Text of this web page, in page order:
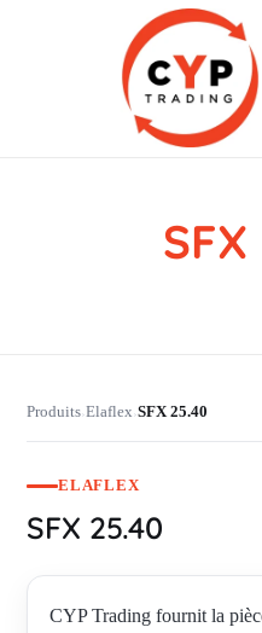
CYP Trading
Produits›Elaflex›SFX 25.40
ELAFLEX
SFX 25.40
CYP Trading fournit la